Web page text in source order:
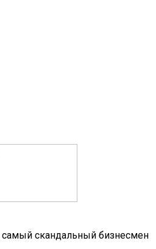
самый скандальный бизнесмен